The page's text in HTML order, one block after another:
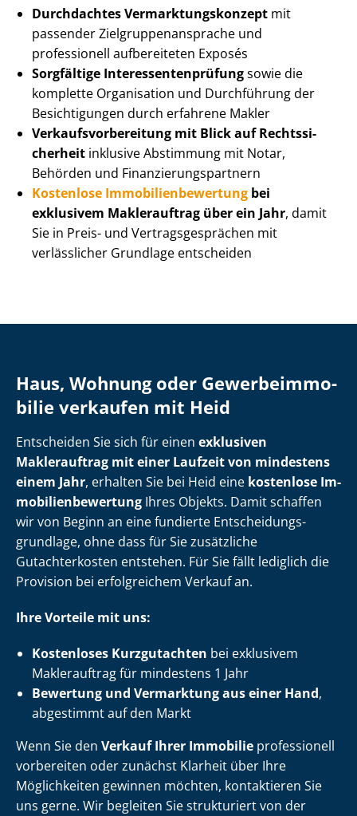
Durchdachtes Ver­mark­tungs­kon­zept mit
passender Ziel­grup­pen­an­spra­che und
professionell aufbereiteten Exposés
Sorgfältige In­ter­es­sen­ten­prü­fungsowie die
komplette Organisation und Durchführung der
Besichtigungen durch erfahrene Makler
Ver­kaufs­vor­be­rei­tung mit Blick auf Rechts­si­
cher­heit inklusive Abstimmung mit Notar,
Behörden und Fi­nan­zie­rungs­part­nern
Kostenlose Im­mo­bi­li­en­be­wer­tung bei
exklusivem Maklerauftrag über ein Jahr, damit
Sie in Preis- und Ver­trags­ge­sprä­chen mit
verlässlicher Grundlage entscheiden
Haus, Wohnung oder Ge­wer­be­im­mo­
bi­lie verkaufen mit Heid
Entscheiden Sie sich für einen exklusiven
Maklerauftrag mit einer Laufzeit von mindestens
einem Jahr, erhalten Sie bei Heid eine kostenlose Im­
mo­bi­li­en­be­wer­tung Ihres Objekts. Damit schaffen
wir von Beginn an eine fundierte Ent­schei­dungs­
grund­la­ge, ohne dass für Sie zusätzliche
Gutachterkosten entstehen. Für Sie fällt lediglich die
Provision bei erfolgreichem Verkauf an.
Ihre Vorteile mit uns:
Kostenloses Kurzgutachten bei exklusivem
Maklerauftrag für mindestens 1 Jahr
Bewertung und Vermarktung aus einer Hand,
abgestimmt auf den Markt
Wenn Sie den Verkauf Ihrer Immobilie professionell
vorbereiten oder zunächst Klarheit über Ihre
Möglichkeiten gewinnen möchten, kontaktieren Sie
uns gerne. Wir begleiten Sie strukturiert von der